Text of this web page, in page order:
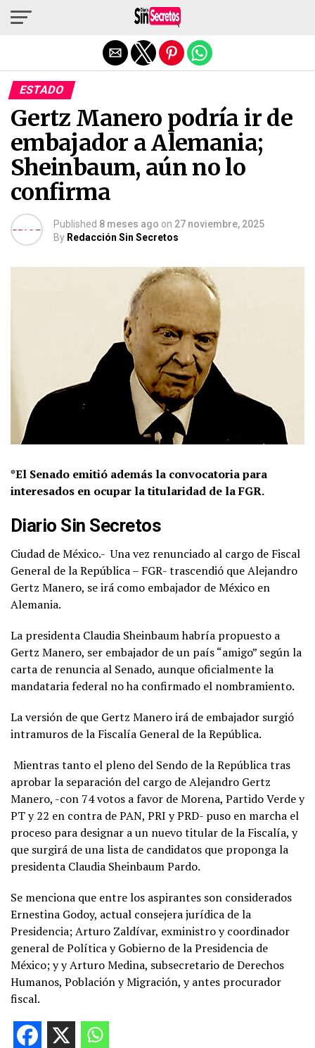
ESTADO
Gertz Manero podría ir de
embajador a Alemania;
Sheinbaum, aún no lo
confirma
Published 8 meses ago on 27 noviembre, 2025
By Redacción Sin Secretos
*El Senado emitió además la convocatoria para
interesados en ocupar la titularidad de la FGR.
Diario Sin Secretos
Ciudad de México.- Una vez renunciado al cargo de Fiscal
General de la República – FGR- trascendió que Alejandro
Gertz Manero, se irá como embajador de México en
Alemania.
La presidenta Claudia Sheinbaum habría propuesto a
Gertz Manero, ser embajador de un país “amigo” según la
carta de renuncia al Senado, aunque oficialmente la
mandataria federal no ha confirmado el nombramiento.
La versión de que Gertz Manero irá de embajador surgió
intramuros de la Fiscalía General de la República.
Mientras tanto el pleno del Sendo de la República tras
aprobar la separación del cargo de Alejandro Gertz
Manero, -con 74 votos a favor de Morena, Partido Verde y
PT y 22 en contra de PAN, PRI y PRD- puso en marcha el
proceso para designar a un nuevo titular de la Fiscalía, y
que surgirá de una lista de candidatos que proponga la
presidenta Claudia Sheinbaum Pardo.
Se menciona que entre los aspirantes son considerados
Ernestina Godoy, actual consejera jurídica de la
Presidencia; Arturo Zaldívar, exministro y coordinador
general de Política y Gobierno de la Presidencia de
México; y y Arturo Medina, subsecretario de Derechos
Humanos, Población y Migración, y antes procurador
fiscal.
Salir de la versión móvil